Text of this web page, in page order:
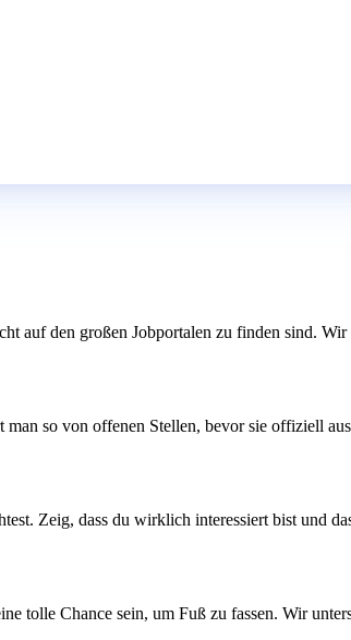
auf den großen Jobportalen zu finden sind.
so von offenen Stellen, bevor sie offiziell
Zeig, dass du wirklich interessiert bist und
tolle Chance sein, um Fuß zu fassen. Wir